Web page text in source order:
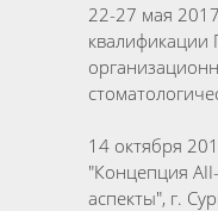
22-27 мая
14 октября
"Концепция
аспекты", г.